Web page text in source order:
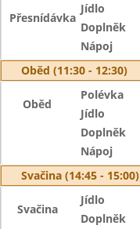
Přesnídávka
Jídlo
Doplněk
Nápoj
Oběd (11:30 - 12:30)
Oběd
Polévka
Jídlo
Doplněk
Nápoj
Svačina (14:45 - 15:00)
Svačina
Jídlo
Doplněk